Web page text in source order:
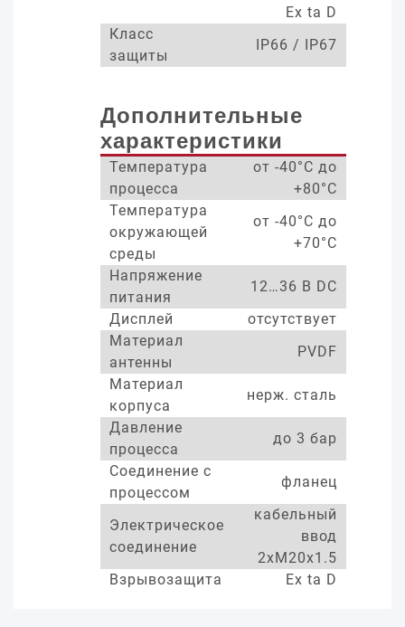
Ex ta D
Класс
защиты
IP66 / IP67
Дополнительные
характеристики
Температура
процесса
от -40°С до
+80°С
Температура
окружающей
среды
от -40°С до
+70°С
Напряжение
питания
12…36 В DC
Дисплей
отсутствует
Материал
антенны
PVDF
Материал
корпуса
нерж. сталь
Давление
процесса
до 3 бар
Соединение с
процессом
фланец
Электрическое
соединение
кабельный
ввод
2xM20x1.5
Взрывозащита
Ex ta D